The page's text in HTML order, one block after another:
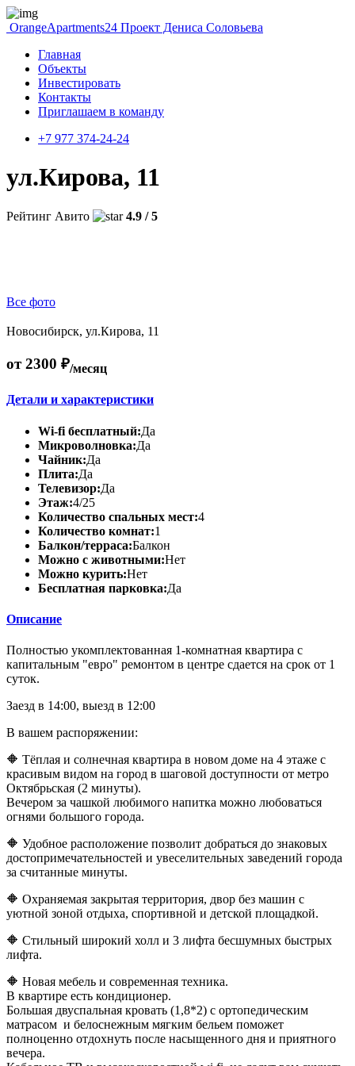
OrangeApartments24 Проект Дениса Соловьева
Главная
Объекты
Инвестировать
Контакты
Приглашаем в команду
+7 977 374-24-24
ул.Кирова, 11
Рейтинг Авито 4.9 / 5
Все фото
Новосибирск, ул.Кирова, 11
от 2300 ₽/месяц
Детали и характеристики
Wi-fi бесплатный:Да
Микроволновка:Да
Чайник:Да
Плита:Да
Телевизор:Да
Этаж:4/25
Количество спальных мест:4
Количество комнат:1
Балкон/терраса:Балкон
Можно с животными:Нет
Можно курить:Нет
Бесплатная парковка:Да
Описание
Полностью укомплектованная 1-комнатная квартира с
капитальным "евро" ремонтом в центре сдается на срок от 1
суток.
Заезд в 14:00, выезд в 12:00
В вашем распоряжении:
🔶 Тёплая и солнечная квартира в новом доме на 4 этаже с
красивым видом на город в шаговой доступности от метро
Октябрьская (2 минуты).
Вечером за чашкой любимого напитка можно любоваться
огнями большого города.
🔶 Удобное расположение позволит добраться до знаковых
достопримечательностей и увеселительных заведений города
за считанные минуты.
🔶 Охраняемая закрытая территория, двор без машин с
уютной зоной отдыха, спортивной и детской площадкой.
🔶 Стильный широкий холл и 3 лифта бесшумных быстрых
лифта.
🔶 Новая мебель и современная техника.
В квартире есть кондиционер.
Большая двуспальная кровать (1,8*2) с ортопедическим
матрасом и белоснежным мягким бельем поможет
полноценно отдохнуть после насыщенного дня и приятного
вечера.